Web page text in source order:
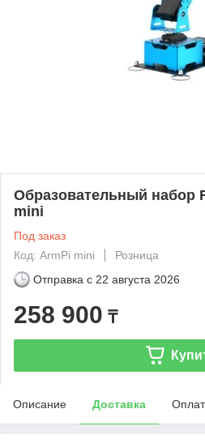
Образовательный набор
mini
Под заказ
Код: ArmPi mini
Розница
Отправка с 22 августа 2026
258 900 ₸
Описание Доставка